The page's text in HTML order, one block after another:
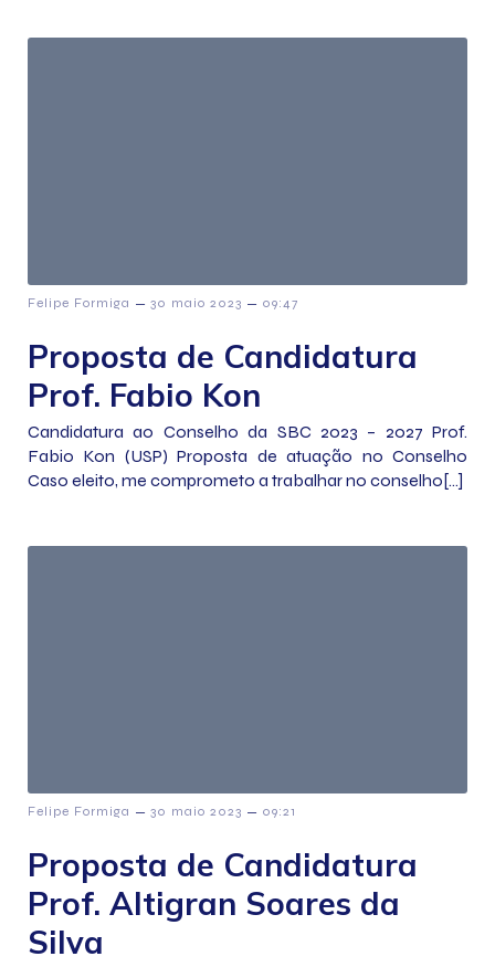
Felipe Formiga – 30 maio 2023 – 09:47
Proposta de Candidatura
Prof. Fabio Kon
Candidatura ao Conselho da SBC 2023 – 2027 Prof.
Fabio Kon (USP) Proposta de atuação no Conselho
Caso eleito, me comprometo a trabalhar no conselho[…]
Felipe Formiga – 30 maio 2023 – 09:21
Proposta de Candidatura
Prof. Altigran Soares da
Silva